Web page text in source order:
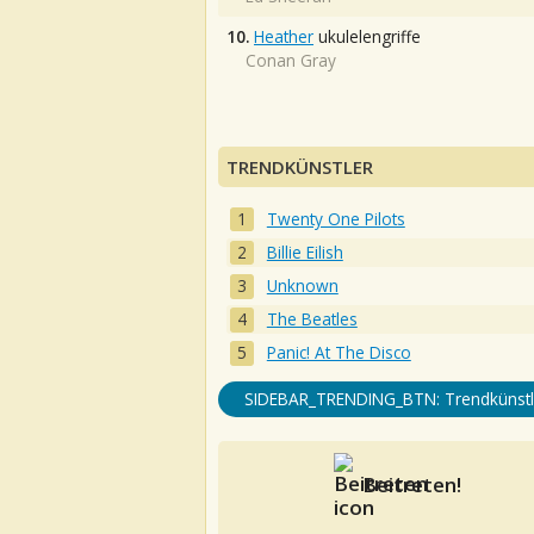
10. Heather ukulelengriffe
Conan Gray
TRENDKÜNSTLER
Twenty One Pilots
Billie Eilish
Unknown
The Beatles
Panic! At The Disco
SIDEBAR_TRENDING_BTN:
Beitreten!